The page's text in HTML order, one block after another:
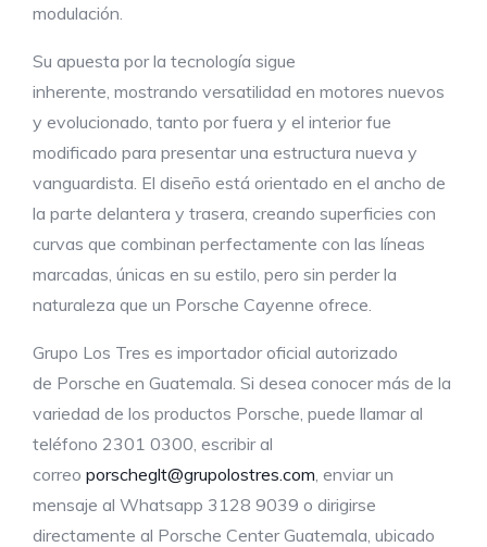
modulación.
Su apuesta por la tecnología sigue
inherente, mostrando versatilidad en motores nuevos
y evolucionado, tanto por fuera y el interior fue
modificado para presentar una estructura nueva y
vanguardista. El diseño está orientado en el ancho de
la parte delantera y trasera, creando superficies con
curvas que combinan perfectamente con las líneas
marcadas, únicas en su estilo, pero sin perder la
naturaleza que un Porsche Cayenne ofrece.
Grupo Los Tres es importador oficial autorizado
de Porsche en Guatemala. Si desea conocer más de la
variedad de los productos Porsche, puede llamar al
teléfono 2301 0300, escribir al
correo porscheglt@grupolostres.com , enviar un
mensaje al Whatsapp 3128 9039 o dirigirse
directamente al Porsche Center Guatemala, ubicado